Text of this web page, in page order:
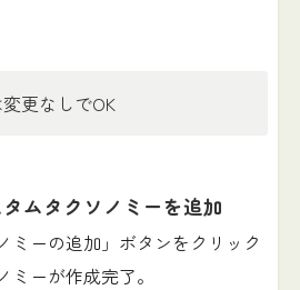
更なしでOK
タムタクソノミーを追加
ミーの追加」ボタンをクリック
ミーが作成完了。